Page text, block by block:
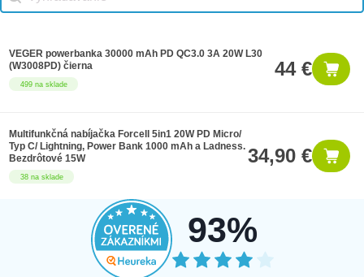
499 na sklade
VEGER powerbanka 30000 mAh PD QC3.0 3A 20W L30
(W3008PD) čierna
44 €
38 na sklade
Multifunkčná nabíjačka Forcell 5in1 20W PD Micro/
Typ C/ Lightning, Power Bank 1000 mAh a Ladness.
Bezdrôtové 15W
34,90 €
93%